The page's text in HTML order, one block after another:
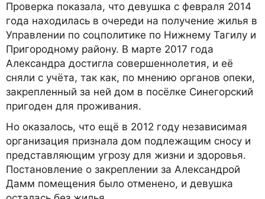
Проверка показала, что девушка с февраля 2014
года находилась в очереди на получение жилья в
Управлении по соцполитике по Нижнему Тагилу и
Пригородному району. В марте 2017 года
Александра достигла совершеннолетия, и её
сняли с учёта, так как, по мнению органов опеки,
закрепленный за ней дом в посёлке Синегорский
пригоден для проживания.
Но оказалось, что ещё в 2012 году независимая
организация признала дом подлежащим сносу и
представляющим угрозу для жизни и здоровья.
Постановление о закреплении за Александрой
Дамм помещения было отменено, и девушка